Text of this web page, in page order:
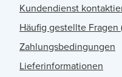
Kundendienst
Häufig gestellte Fragen
Zahlungsbedingungen
Lieferinformationen